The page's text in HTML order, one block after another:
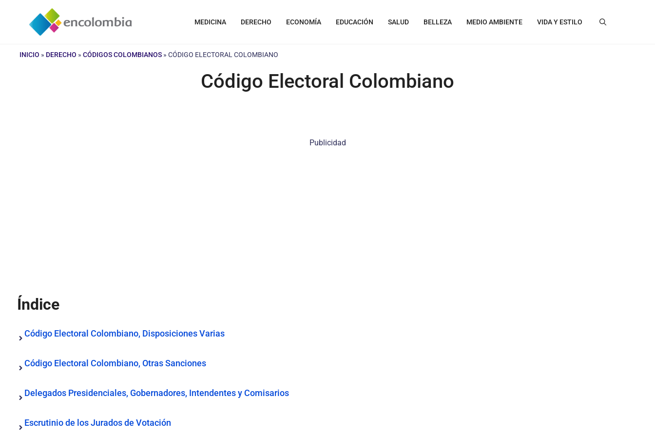
contenido
MEDICINA DERECHO ECONOMÍA EDUCACIÓN SALUD BELLEZA MEDIO AMBIENTE VIDA Y ESTILO
INICIO » DERECHO » CÓDIGOS COLOMBIANOS » CÓDIGO ELECTORAL COLOMBIANO
Código Electoral Colombiano
Publicidad
Índice
Código Electoral Colombiano, Disposiciones Varias
Código Electoral Colombiano, Otras Sanciones
Delegados Presidenciales, Gobernadores, Intendentes y Comisarios
Escrutinio de los Jurados de Votación